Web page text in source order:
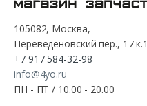
105082, Москва,
Переведеновский пер., 17 к.1
+7 917 584-32-98
info@4yo.ru
ПН - ПТ / 10.00 - 20.00